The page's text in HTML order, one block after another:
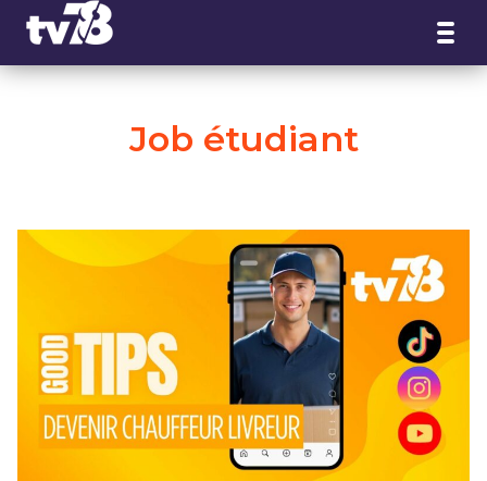
Job étudiant
Panneau de gestion des cookies